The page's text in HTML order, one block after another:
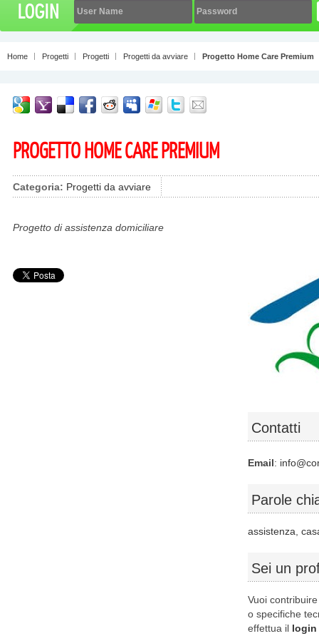
Home Progetti Progetti Progetti da avviare Progetto Home Care Premium
PROGETTO HOME CARE PREMIUM
Categoria: Progetti da avviare
Progetto di assistenza domiciliare
Contatti
Email:
Parole
assistenza ,
Sei un
Vuoi
o specifiche
effettua il login